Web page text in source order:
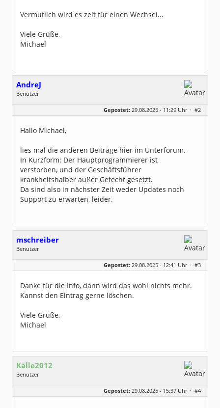
Vermutlich wird es zeit für einen Wechsel...
Viele Grüße,
Michael
AndreJ
Benutzer
Dabei seit:
10 / 2019
Gepostet: 29.08.2025 - 11:29 Uhr · #2
Hallo Michael,
lies mal die anderen Beiträge hier im Unterforum.
In Kurzform: Der Hauptprogrammierer ist
verstorben, und der Geschäftsführer
krankheitshalber außer Gefecht gesetzt.
Da sind also in nächster Zeit weder Updates noch
Support zu erwarten, leider.
mschreiber
Benutzer
Geschlecht:
keine Angabe
Dabei seit:
08 / 2025
Gepostet: 29.08.2025 - 12:41 Uhr · #3
Danke für die Info, dann wird das wohl nichts mehr.
Kannst den Eintrag gerne löschen.
Viele Grüße,
Michael
Kalle2012
Benutzer
Homepage:
ksit.de
Gepostet: 29.08.2025 - 15:37 Uhr · #4